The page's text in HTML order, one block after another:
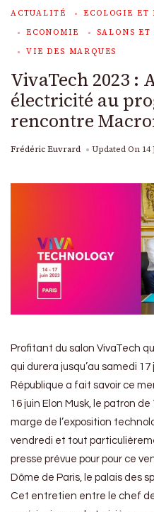
ACTUALITÉ
ECOLOGIE ET
ECONOMIE
SALONS ET
VIE DES MARQUES
VivaTech 2023 :
électricité au
rencontre
Frédéric Euvrard Updated On 14
Profitant du salon VivaTech
qui durera jusqu’au samedi
République a fait savoir ce
16 juin Elon Musk, le patron
marge de l’exposition
vendredi et tout
presse prévue pour pour ce
Dôme de Paris, le palais des
Cet entretien entre le chef